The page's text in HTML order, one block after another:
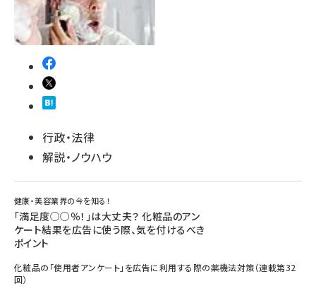
行政・法律
解説・ノウハウ
健康・美容業界の今を知る！
「満足度○○％！」は大丈夫？ 化粧品のアン
ケート結果を広告に使う際、気を付けるべき
ポイント
化粧品の「使用者アンケート」を広告に利用する際の薬機法対策（連載第32
回）